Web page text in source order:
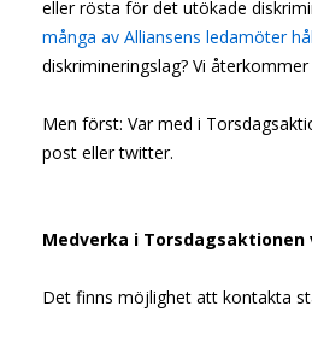
eller rösta för det utökade
många av Alliansens ledamöter
diskrimineringslag? Vi
Men först: Var med i
post eller twitter.
Medverka i Torsdagsaktionen
Det finns möjlighet att kontakta